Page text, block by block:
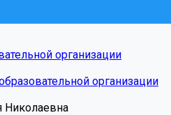
организации
организации
Николаевна